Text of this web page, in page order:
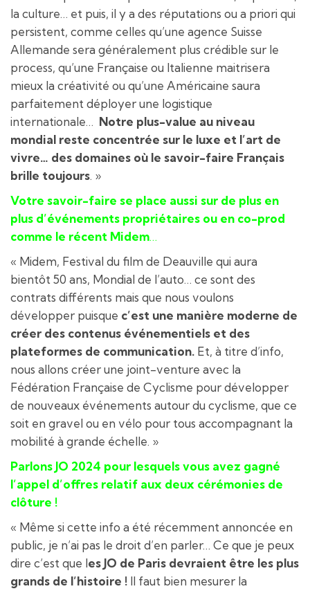
la culture… et puis, il y a des réputations ou a priori qui
persistent, comme celles qu’une agence Suisse
Allemande sera généralement plus crédible sur le
process, qu’une Française ou Italienne maitrisera
mieux la créativité ou qu’une Américaine saura
parfaitement déployer une logistique
internationale… Notre plus-value au niveau
mondial reste concentrée sur le luxe et l’art de
vivre… des domaines où le savoir-faire Français
brille toujours. »
Votre savoir-faire se place aussi sur de plus en
plus d’événements propriétaires ou en co-prod
comme le récent Midem…
« Midem, Festival du film de Deauville qui aura
bientôt 50 ans, Mondial de l’auto… ce sont des
contrats différents mais que nous voulons
développer puisque c’est une manière moderne de
créer des contenus événementiels et des
plateformes de communication. Et, à titre d’info,
nous allons créer une joint-venture avec la
Fédération Française de Cyclisme pour développer
de nouveaux événements autour du cyclisme, que ce
soit en gravel ou en vélo pour tous accompagnant la
mobilité à grande échelle. »
Parlons JO 2024 pour lesquels vous avez gagné
l’appel d’offres relatif aux deux cérémonies de
clôture !
« Même si cette info a été récemment annoncée en
public, je n’ai pas le droit d’en parler… Ce que je peux
dire c’est que les JO de Paris devraient être les plus
grands de l’histoire ! Il faut bien mesurer la